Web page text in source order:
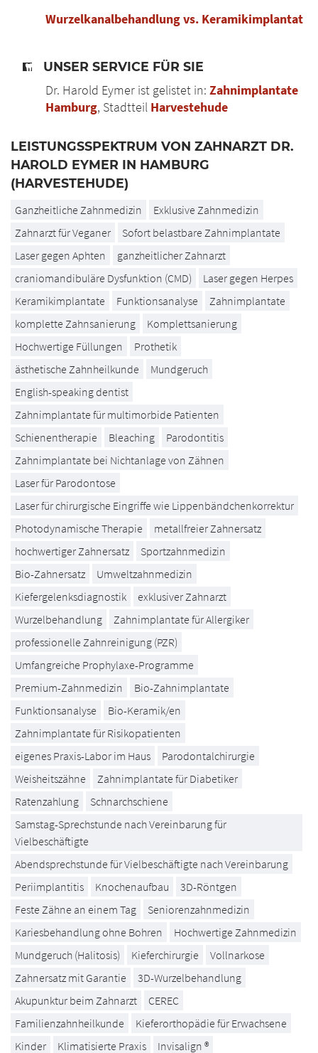
Wurzelkanalbehandlung vs. Keramikimplantat
UNSER SERVICE FÜR SIE
Dr. Harold Eymer ist gelistet in: Zahnimplantate
Hamburg, Stadtteil Harvestehude
LEISTUNGSSPEKTRUM VON ZAHNARZT DR.
HAROLD EYMER IN HAMBURG
(HARVESTEHUDE)
Ganzheitliche Zahnmedizin
Exklusive Zahnmedizin
Zahnarzt für Veganer
Sofort belastbare Zahnimplantate
Laser gegen Aphten
ganzheitlicher Zahnarzt
craniomandibuläre Dysfunktion (CMD)
Laser gegen Herpes
Keramikimplantate
Funktionsanalyse
Zahnimplantate
komplette Zahnsanierung
Komplettsanierung
Hochwertige Füllungen
Prothetik
ästhetische Zahnheilkunde
Mundgeruch
English-speaking dentist
Zahnimplantate für multimorbide Patienten
Schienentherapie
Bleaching
Parodontitis
Zahnimplantate bei Nichtanlage von Zähnen
Laser für Parodontose
Laser für chirurgische Eingriffe wie Lippenbändchenkorrektur
Photodynamische Therapie
metallfreier Zahnersatz
hochwertiger Zahnersatz
Sportzahnmedizin
Bio-Zahnersatz
Umweltzahnmedizin
Kiefergelenksdiagnostik
exklusiver Zahnarzt
Wurzelbehandlung
Zahnimplantate für Allergiker
professionelle Zahnreinigung (PZR)
Umfangreiche Prophylaxe-Programme
Premium-Zahnmedizin
Bio-Zahnimplantate
Funktionsanalyse
Bio-Keramik/en
Zahnimplantate für Risikopatienten
eigenes Praxis-Labor im Haus
Parodontalchirurgie
Weisheitszähne
Zahnimplantate für Diabetiker
Ratenzahlung
Schnarchschiene
Samstag-Sprechstunde nach Vereinbarung für
Vielbeschäftigte
Abendsprechstunde für Vielbeschäftigte nach Vereinbarung
Periimplantitis
Knochenaufbau
3D-Röntgen
Feste Zähne an einem Tag
Seniorenzahnmedizin
Kariesbehandlung ohne Bohren
Hochwertige Zahnmedizin
Mundgeruch (Halitosis)
Kieferchirurgie
Vollnarkose
Zahnersatz mit Garantie
3D-Wurzelbehandlung
Akupunktur beim Zahnarzt
CEREC
Familienzahnheilkunde
Kieferorthopädie für Erwachsene
Kinder
Klimatisierte Praxis Invisalign ®